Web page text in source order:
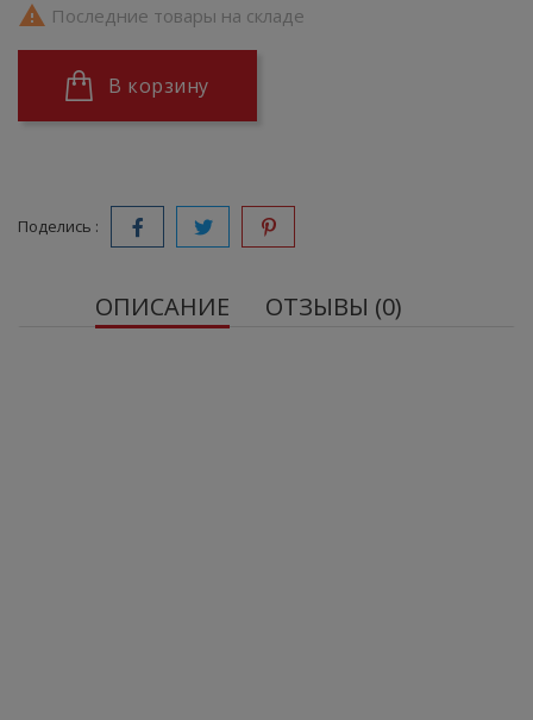
 Последние товары на складе
В корзину
Поделись :
ОПИСАНИЕ ОТЗЫВЫ (0)